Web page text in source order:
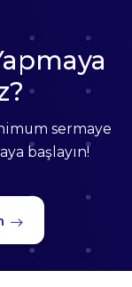
sermaye
başlayın!